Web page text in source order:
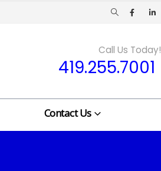
Call Us Today!
419.255.7001
Contact Us